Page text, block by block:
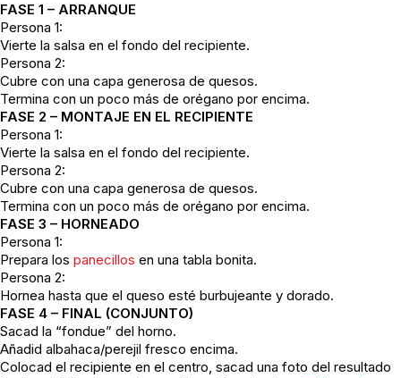
FASE 1 – ARRANQUE
Persona 1:
Vierte la salsa en el fondo del recipiente.
Persona 2:
Cubre con una capa generosa de quesos.
Termina con un poco más de orégano por encima.
FASE 2 – MONTAJE EN EL RECIPIENTE
Persona 1:
Vierte la salsa en el fondo del recipiente.
Persona 2:
Cubre con una capa generosa de quesos.
Termina con un poco más de orégano por encima.
FASE 3 – HORNEADO
Persona 1:
Prepara los panecillos en una tabla bonita.
Persona 2:
Hornea hasta que el queso esté burbujeante y dorado.
FASE 4 – FINAL (CONJUNTO)
Sacad la “fondue” del horno.
Añadid albahaca/perejil fresco encima.
Colocad el recipiente en el centro, sacad una foto del resultado